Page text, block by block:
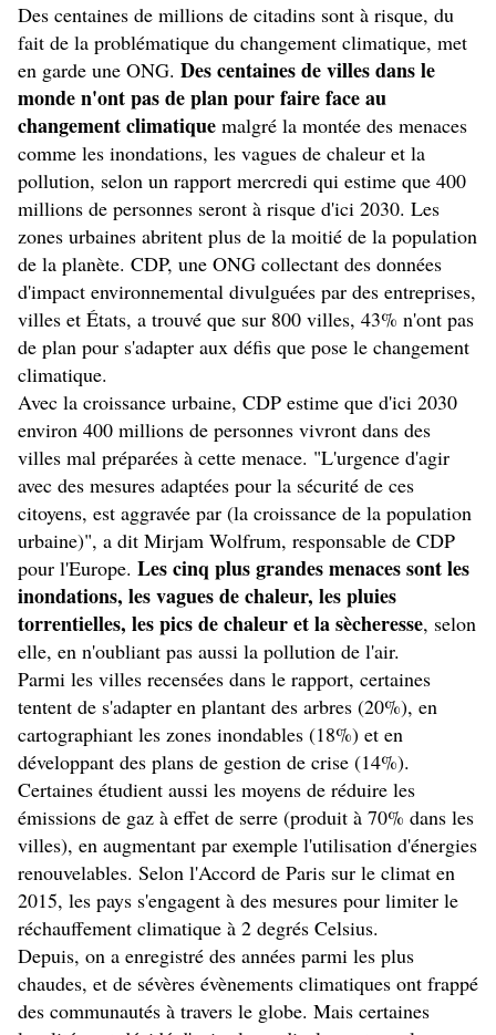
Des centaines de millions de citadins sont à risque, du
fait de la problématique du changement climatique, met
en garde une ONG. Des centaines de villes dans le
monde n'ont pas de plan pour faire face au
changement climatique malgré la montée des menaces
comme les inondations, les vagues de chaleur et la
pollution, selon un rapport mercredi qui estime que 400
millions de personnes seront à risque d'ici 2030. Les
zones urbaines abritent plus de la moitié de la population
de la planète. CDP, une ONG collectant des données
d'impact environnemental divulguées par des entreprises,
villes et États, a trouvé que sur 800 villes, 43% n'ont pas
de plan pour s'adapter aux défis que pose le changement
climatique.
Avec la croissance urbaine, CDP estime que d'ici 2030
environ 400 millions de personnes vivront dans des
villes mal préparées à cette menace. "L'urgence d'agir
avec des mesures adaptées pour la sécurité de ces
citoyens, est aggravée par (la croissance de la population
urbaine)", a dit Mirjam Wolfrum, responsable de CDP
pour l'Europe. Les cinq plus grandes menaces sont les
inondations, les vagues de chaleur, les pluies
torrentielles, les pics de chaleur et la sècheresse, selon
elle, en n'oubliant pas aussi la pollution de l'air.
Parmi les villes recensées dans le rapport, certaines
tentent de s'adapter en plantant des arbres (20%), en
cartographiant les zones inondables (18%) et en
développant des plans de gestion de crise (14%).
Certaines étudient aussi les moyens de réduire les
émissions de gaz à effet de serre (produit à 70% dans les
villes), en augmentant par exemple l'utilisation d'énergies
renouvelables. Selon l'Accord de Paris sur le climat en
2015, les pays s'engagent à des mesures pour limiter le
réchauffement climatique à 2 degrés Celsius.
Depuis, on a enregistré des années parmi les plus
chaudes, et de sévères évènements climatiques ont frappé
des communautés à travers le globe. Mais certaines